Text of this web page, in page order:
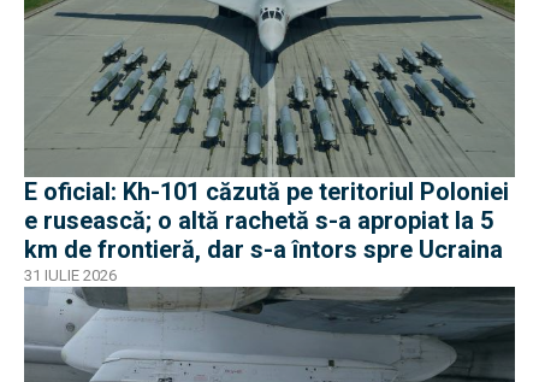
E oficial: Kh-101 căzută pe teritoriul Poloniei
e rusească; o altă rachetă s-a apropiat la 5
km de frontieră, dar s-a întors spre Ucraina
31 IULIE 2026